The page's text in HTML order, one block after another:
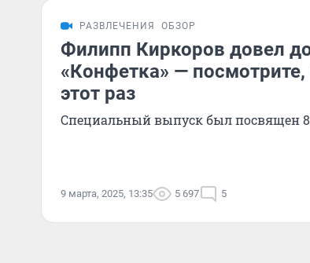
РАЗВЛЕЧЕНИЯ ОБЗОР
Филипп Киркоров довел
«Конфетка» — посмотрите,
этот раз
Специальный выпуск был посвящен
9 марта, 2025, 13:35 5 697 5